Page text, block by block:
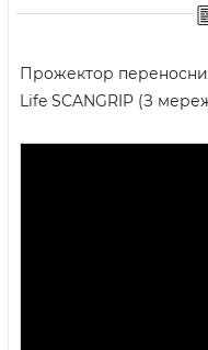
Прожектор
Life SCANGRIP (З